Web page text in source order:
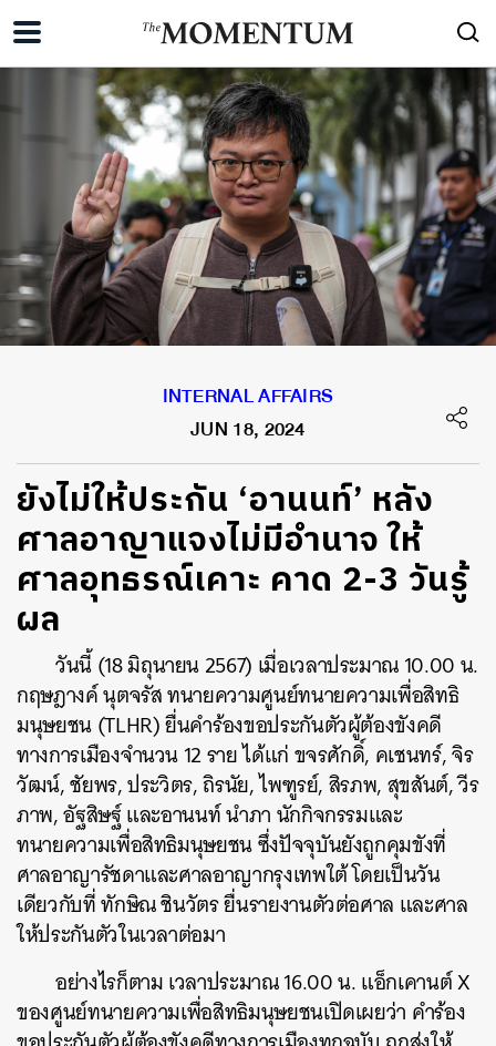
INTERNAL AFFAIRS
JUN 18, 2024
ยังไม่ให้ประกัน ‘อานนท์’ หลัง
ศาลอาญาแจงไม่มีอำนาจ ให้
ศาลอุทธรณ์เคาะ คาด 2-3 วันรู้
ผล
วันนี้ (18 มิถุนายน 2567) เมื่อเวลาประมาณ 10.00 น.
กฤษฎางค์ นุตจรัส ทนายความศูนย์ทนายความเพื่อสิทธิ
มนุษยชน (TLHR) ยื่นคำร้องขอประกันตัวผู้ต้องขังคดี
ทางการเมืองจำนวน 12 ราย ได้แก่ ขจรศักดิ์, คเชนทร์, จิร
วัฒน์, ชัยพร, ประวิตร, ถิรนัย, ไพฑูรย์, สิรภพ, สุขสันต์, วีร
ภาพ, อัฐสิษฐ์ และอานนท์ นำภา นักกิจกรรมและ
ทนายความเพื่อสิทธิมนุษยชน ซึ่งปัจจุบันยังถูกคุมขังที่
ศาลอาญารัชดาและศาลอาญากรุงเทพใต้ โดยเป็นวัน
เดียวกับที่ ทักษิณ ชินวัตร ยื่นรายงานตัวต่อศาล และศาล
ให้ประกันตัวในเวลาต่อมา
อย่างไรก็ตาม เวลาประมาณ 16.00 น. แอ็กเคานต์ X
ของศูนย์ทนายความเพื่อสิทธิมนุษยชนเปิดเผยว่า คำร้อง